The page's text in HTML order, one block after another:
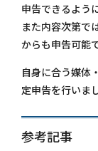
申告できるよう
また内容次第で
からも申告可能で
自身に合う媒体
定申告を行いま
参考記事